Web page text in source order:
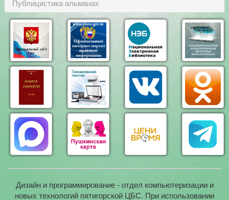
Публицистика альманах
Дизайн и программирование - отдел компьютеризации и
новых технологий пятигорской ЦБС. При использовании